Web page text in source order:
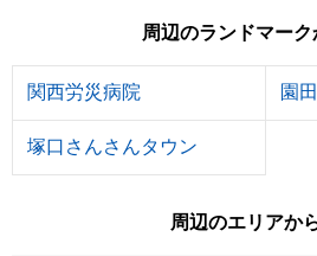
周辺のランドマー
関西労災病院 園
塚口さんさんタウン
周辺のエリアか